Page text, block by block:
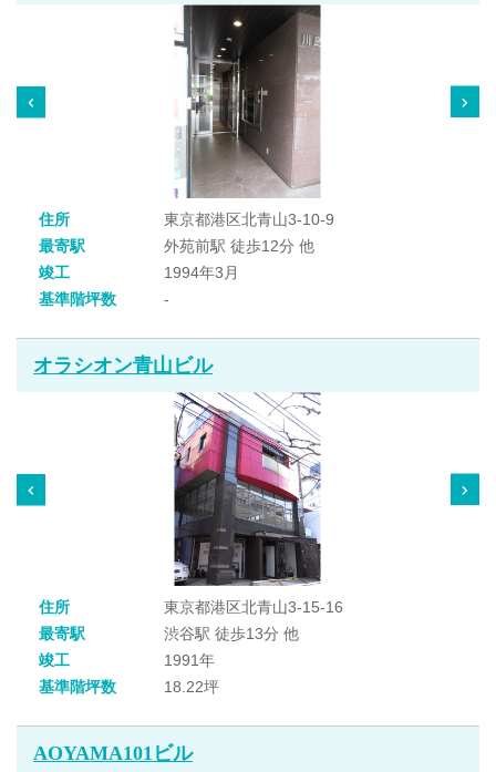
住所
東京都港区北青山3-10-9
最寄駅
外苑前駅 徒歩12分 他
竣工
1994年3月
基準階坪数
-
オラシオン青山ビル
住所
東京都港区北青山3-15-16
最寄駅
渋谷駅 徒歩13分 他
竣工
1991年
基準階坪数
18.22坪
AOYAMA101ビル